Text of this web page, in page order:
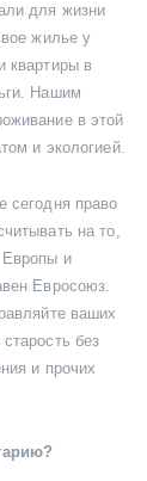
для жизни
жилье у
квартиры в
Нашим
в этой
и экологией.
сегодня право
на то,
Европы и
Евросоюз.
ваших
без
и прочих